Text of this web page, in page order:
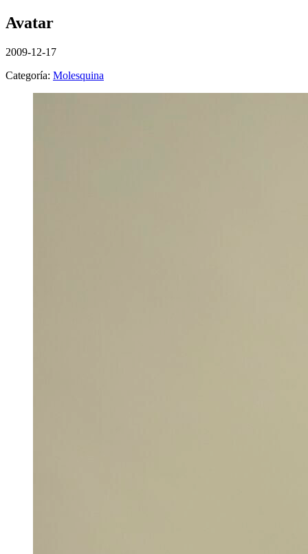
Avatar
2009-12-17
Categoría: Molesquina